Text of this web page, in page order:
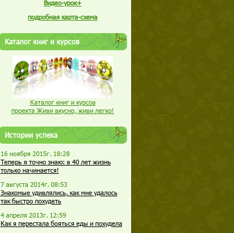
Видео-урок+
подробная карта-схема
Каталог книг и курсов
Каталог книг и курсов
проекта Живи вкусно, живи легко!
Истории успеха
16 ноября 2015г. 18:28
Теперь я точно знаю: в 40 лет жизнь
только начинается!
7 августа 2014г. 08:53
Знакомые удивлялись, как мне удалось
так быстро похудеть
4 апреля 2013г. 12:59
Как я перестала бояться еды и похудела